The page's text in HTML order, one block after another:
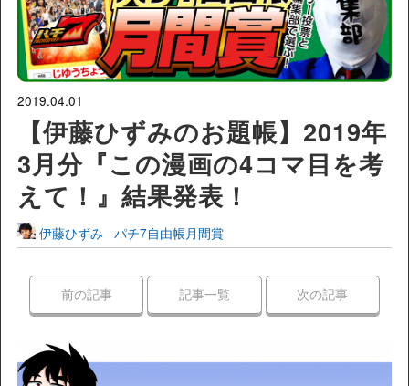
2019.04.01
【伊藤ひずみのお題帳】2019年
3月分『この漫画の4コマ目を考
えて！』結果発表！
伊藤ひずみ パチ7自由帳月間賞
前の記事 記事一覧 次の記事